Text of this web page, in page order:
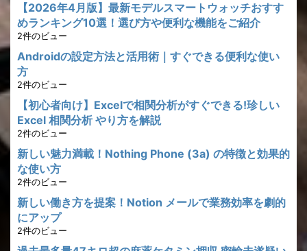
【2026年4月版】最新モデルスマートウォッチおすす
めランキング10選！選び方や便利な機能をご紹介
2件のビュー
Androidの設定方法と活用術｜すぐできる便利な使い
方
2件のビュー
【初心者向け】Excelで相関分析がすぐできる!珍しい
Excel 相関分析 やり方を解説
2件のビュー
新しい魅力満載！Nothing Phone (3a) の特徴と効果的
な使い方
2件のビュー
新しい働き方を提案！Notion メールで業務効率を劇的
にアップ
2件のビュー